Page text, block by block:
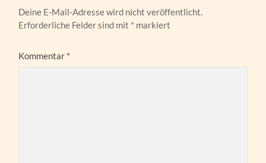
Deine E-Mail-Adresse wird nicht veröffentlicht.
Erforderliche Felder sind mit * markiert
Kommentar *